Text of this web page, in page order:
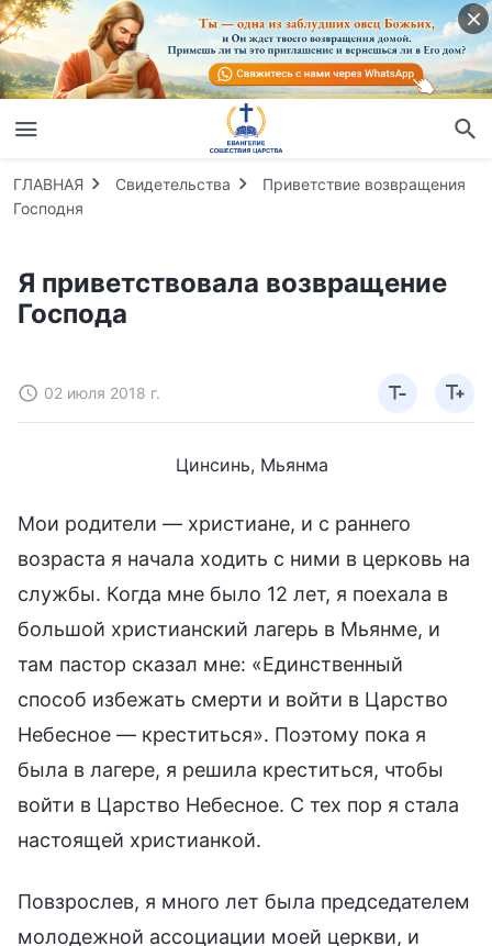
ГЛАВНАЯ Свидетельства
Приветствие возвращения
Господня
Я приветствовала возвращение
Господа
02 июля 2018 г.
Цинсинь, Мьянма
Мои родители — христиане, и с раннего
возраста я начала ходить с ними в церковь на
службы. Когда мне было 12 лет, я поехала в
большой христианский лагерь в Мьянме, и
там пастор сказал мне: «Единственный
способ избежать смерти и войти в Царство
Небесное — креститься». Поэтому пока я
была в лагере, я решила креститься, чтобы
войти в Царство Небесное. С тех пор я стала
настоящей христианкой.
Повзрослев, я много лет была председателем
молодежной ассоциации моей церкви, и